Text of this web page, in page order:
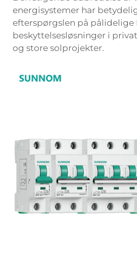
energisystemer har
efterspørgslen på pålidelige
beskyttelsesløsninger i
og store solprojekter.